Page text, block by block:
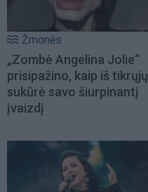
Žmonės
„Zombė Angelina Jolie“
prisipažino, kaip iš tikrųjų
sukūrė savo šiurpinantį
įvaizdį